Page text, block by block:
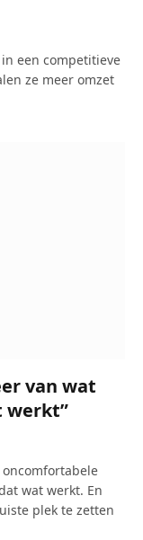
een competitieve
ze meer omzet
van wat
werkt”
wat werkt. En
plek te zetten